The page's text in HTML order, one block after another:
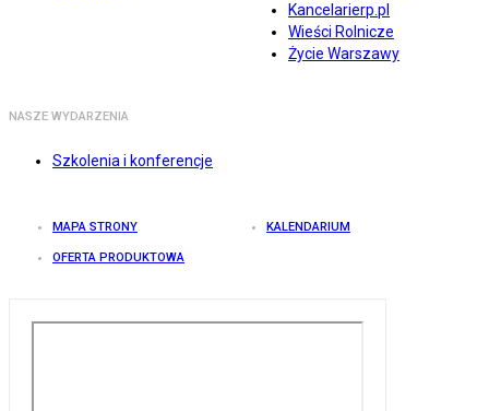
Kancelarierp.pl
Wieści Rolnicze
Życie Warszawy
NASZE WYDARZENIA
Szkolenia i konferencje
MAPA STRONY KALENDARIUM
OFERTA PRODUKTOWA